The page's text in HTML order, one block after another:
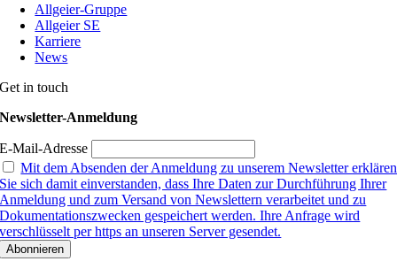
Allgeier-Gruppe
Allgeier SE
Karriere
News
Get in touch
Newsletter-Anmeldung
E-Mail-Adresse
Mit dem Absenden der Anmeldung zu unserem Newsletter erklären
Sie sich damit einverstanden, dass Ihre Daten zur Durchführung Ihrer
Anmeldung und zum Versand von Newslettern verarbeitet und zu
Dokumentationszwecken gespeichert werden. Ihre Anfrage wird
verschlüsselt per https an unseren Server gesendet.